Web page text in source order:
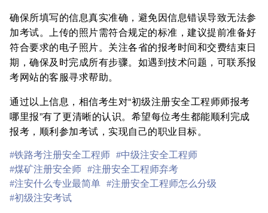
确保所填写的信息真实准确，避免因信息错误导致无法参
加考试。上传的照片需符合规定的标准，建议提前准备好
符合要求的电子照片。关注各省的报考时间和交费结束日
期，确保及时完成所有步骤。如遇到技术问题，可联系报
考网站的客服寻求帮助。
通过以上信息，相信考生对“初级注册安全工程师师报考
哪里报”有了更清晰的认识。希望每位考生都能顺利完成
报考，顺利参加考试，实现自己的职业目标。
#铁路考注册安全工程师 #中级注安全工程师
#煤矿注册安全师 #注册安全工程师弃考
#注安什么专业最简单 #注册安全工程师怎么分级
#初级注安考试